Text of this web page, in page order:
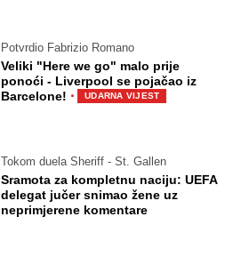
Potvrdio Fabrizio Romano
Veliki "Here we go" malo prije
ponoći - Liverpool se pojačao iz
Barcelone! · UDARNA VIJEST
Tokom duela Sheriff - St. Gallen
Sramota za kompletnu naciju: UEFA
delegat jučer snimao žene uz
neprimjerene komentare